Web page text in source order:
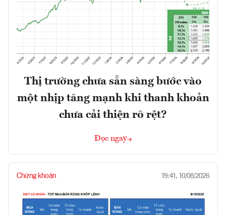
Thị trường chưa sẵn sàng bước vào
một nhịp tăng mạnh khi thanh khoản
chưa cải thiện rõ rệt?
Đọc ngay
Chứng khoán 19:41, 10/08/2026